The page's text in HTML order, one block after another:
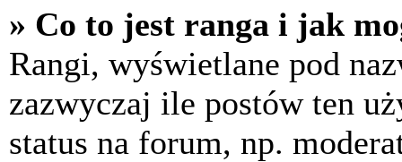
» Co to jest ranga i jak
Rangi, wyświetlane pod
zazwyczaj ile postów ten
status na forum, np.